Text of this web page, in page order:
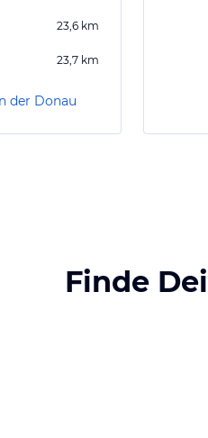
23,6 km
23,7 km
der Donau
Finde